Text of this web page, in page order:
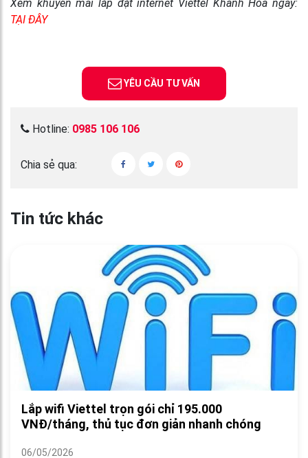
Xem khuyến mãi lắp đặt internet Viettel Khánh Hòa ngay:
TẠI ĐÂY
YÊU CẦU TƯ VẤN
Hotline: 0985 106 106
Chia sẻ qua:
Tin tức khác
Lắp wifi Viettel trọn gói chỉ 195.000
VNĐ/tháng, thủ tục đơn giản nhanh chóng
06/05/2026